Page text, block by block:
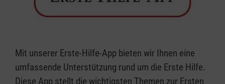
Mit unserer Erste-Hilfe-App bieten wir Ihnen eine
umfassende Unterstützung rund um die Erste Hilfe.
Diese App stellt die wichtigsten Themen zur Ersten